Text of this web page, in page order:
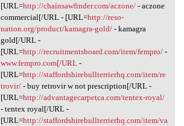
[URL=http://chainsawfinder.com/aczone/- aczone
commercial[/URL - [URL=http://reso-
nation.org/product/kamagra-gold/- kamagra
gold[/URL -
[URL=http://recruitmentsboard.com/item/fempro/-
www.fempro.com[/URL-
[URL=http://staffordshirebullterrierhq.com/item/re
trovir/- buy retrovir w not prescription[/URL -
[URL=http://advantagecarpetca.com/tentex-royal/
- tentex royal[/URL -
[URL=http://staffordshirebullterrierhq.com/item/va